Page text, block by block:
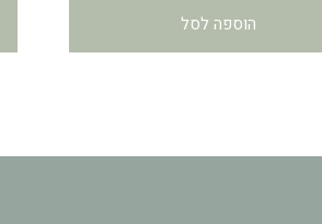
הוספה לסל